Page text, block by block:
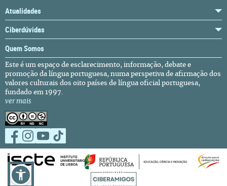
Atualidades
Ciberdúvidas
Quem Somos
Este é um espaço de esclarecimento, informação, debate e
promoção da língua portuguesa, numa perspetiva de afirmação dos
valores culturais dos oito países de língua oficial portuguesa,
fundado em 1997.
ver mais